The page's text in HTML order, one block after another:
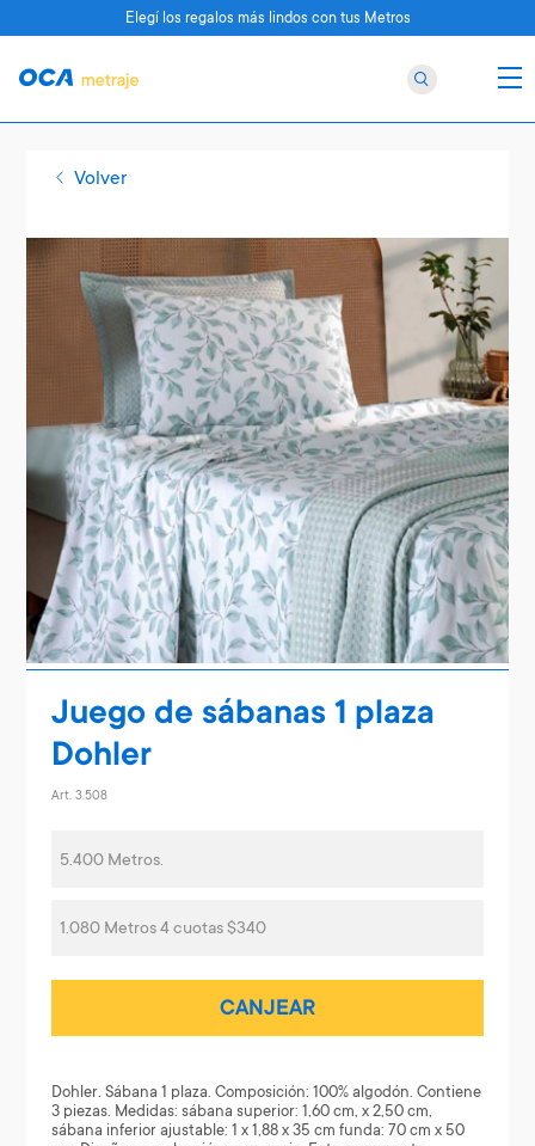
Volver
Juego de sábanas 1 plaza
Dohler
Art. 3.508
5.400 Metros.
1.080 Metros 4 cuotas $340
CANJEAR
Dohler. Sábana 1 plaza. Composición: 100% algodón. Contiene
3 piezas. Medidas: sábana superior: 1,60 cm, x 2,50 cm,
sábana inferior ajustable: 1 x 1,88 x 35 cm funda: 70 cm x 50
Elegí los regalos más lindos con tus Metros